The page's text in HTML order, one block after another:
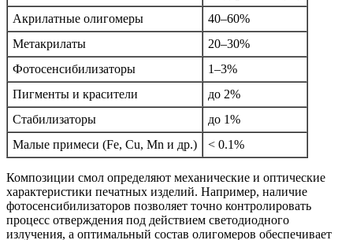
Акрилатные олигомеры
40–60%
Метакрилаты
20–30%
Фотосенсибилизаторы
1–3%
Пигменты и красители
до 2%
Стабилизаторы
до 1%
Малые примеси (Fe, Cu, Mn и др.)
< 0.1%
Композиции смол определяют механические и оптические
характеристики печатных изделий. Например, наличие
фотосенсибилизаторов позволяет точно контролировать
процесс отверждения под действием светодиодного
излучения, а оптимальный состав олигомеров обеспечивает